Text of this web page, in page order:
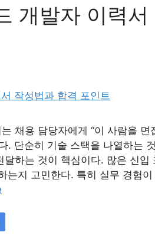
개발자 이력서
채용 담당자에게 “이 사람을
. 단순히 기술 스택을 나열하는
하는 것이 핵심이다. 많은 신
는지 고민한다. 특히 실무 경험